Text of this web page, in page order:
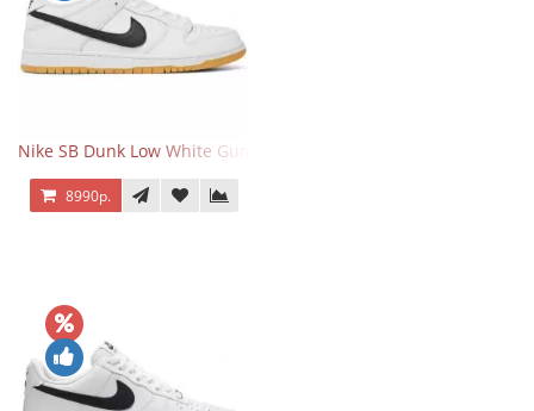
Nike SB Dunk Low White Gum
8990р.